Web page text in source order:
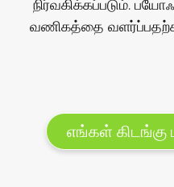
நிர்வகிக்கப்படும்.
வணிகத்தை
எங்கள் கிடங்கு